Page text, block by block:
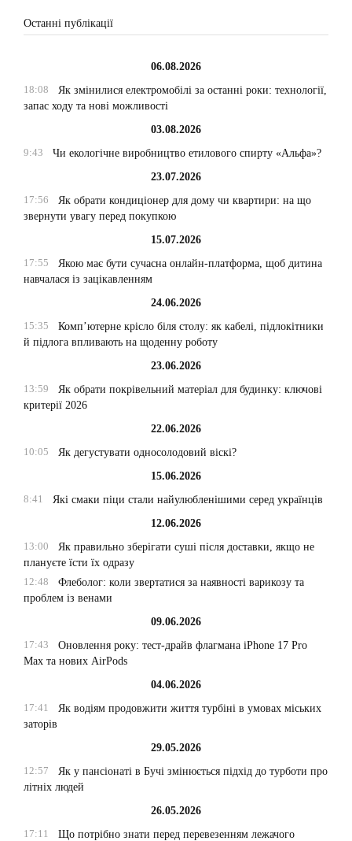
Останні публікації
06.08.2026
18:08
Як змінилися електромобілі за останні роки: технології,
запас ходу та нові можливості
03.08.2026
9:43
Чи екологічне виробництво етилового спирту «Альфа»?
23.07.2026
17:56
Як обрати кондиціонер для дому чи квартири: на що
звернути увагу перед покупкою
15.07.2026
17:55
Якою має бути сучасна онлайн-платформа, щоб дитина
навчалася із зацікавленням
24.06.2026
15:35
Комп’ютерне крісло біля столу: як кабелі, підлокітники
й підлога впливають на щоденну роботу
23.06.2026
13:59
Як обрати покрівельний матеріал для будинку: ключові
критерії 2026
22.06.2026
10:05
Як дегустувати односолодовий віскі?
15.06.2026
8:41
Які смаки піци стали найулюбленішими серед українців
12.06.2026
13:00
Як правильно зберігати суші після доставки, якщо не
плануєте їсти їх одразу
12:48
Флеболог: коли звертатися за наявності варикозу та
проблем із венами
09.06.2026
17:43
Оновлення року: тест-драйв флагмана iPhone 17 Pro
Max та нових AirPods
04.06.2026
17:41
Як водіям продовжити життя турбіні в умовах міських
заторів
29.05.2026
12:57
Як у пансіонаті в Бучі змінюється підхід до турботи про
літніх людей
26.05.2026
17:11
Що потрібно знати перед перевезенням лежачого